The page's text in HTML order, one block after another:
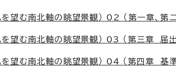
を望む南北軸の眺望景観） 02 （第一章、第
を望む南北軸の眺望景観） 03 （第三章
を望む南北軸の眺望景観） 04 （第四章 基